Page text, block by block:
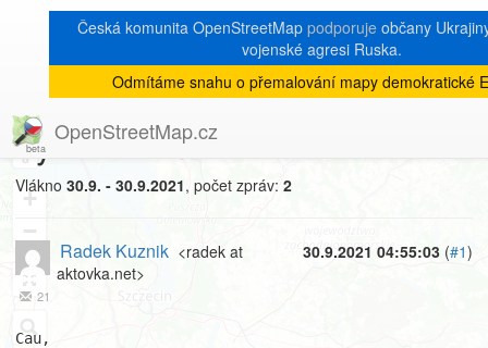
Česká komunita OpenStreetMap podporujeobčany
vojenské agresi Ruska.
Odmítáme snahu o přemalování mapy demokratické
OpenStreetMap.cz
8
+
−
« zpět na výpis měsíce|
[Talk-cz]
Vyhledavani dle atributu
Vlákno 30.9. - 30.9.2021, počet zpráv: 2
30.9.2021 04:55:03 (#1)
Radek Kuznik <radek at
aktovka.net>
21
Cau,